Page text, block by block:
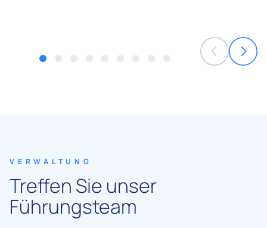
VERWALTUNG
Treffen Sie unser
Führungsteam